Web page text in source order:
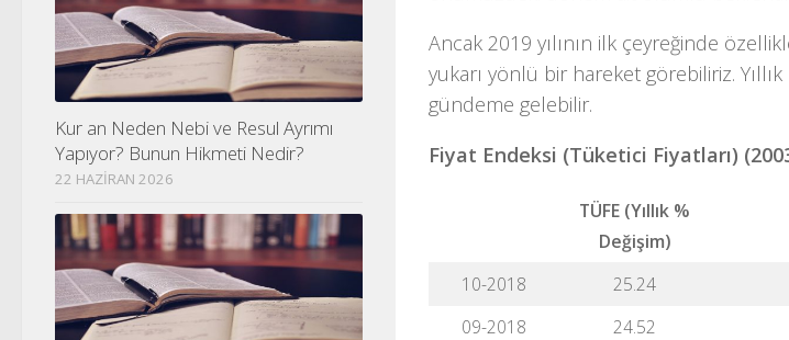
Ancak 2019 yılının ilk çeyreğinde
yukarı yönlü bir hareket görebiliriz.
gündeme gelebilir.
Fiyat Endeksi (Tüketici Fiyatları)
TÜFE (Yıllık %
Değişim)
10-2018 25.24
09-2018
24.52
Kur an Neden Nebi ve Resul Ayrımı
Yapıyor? Bunun Hikmeti Nedir?
22 HAZIRAN 2026